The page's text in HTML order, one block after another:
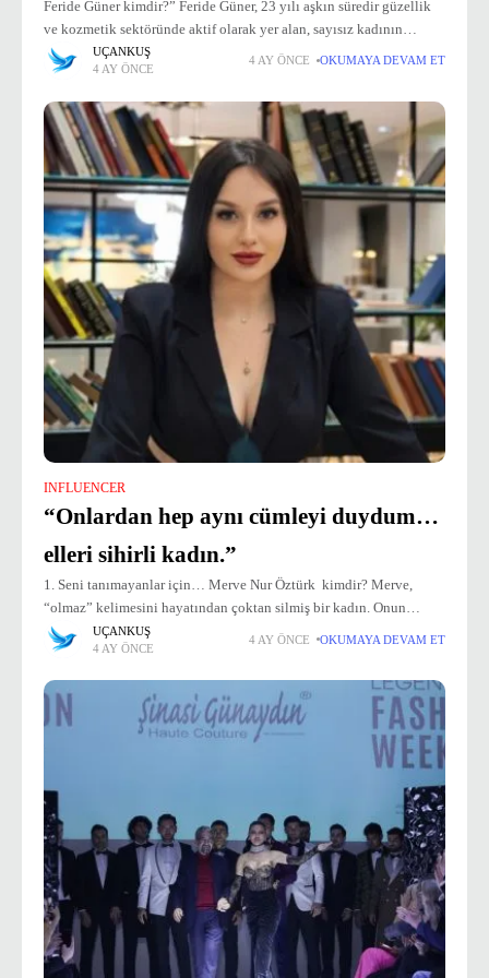
Feride Güner kimdir?” Feride Güner, 23 yılı aşkın süredir güzellik
ve kozmetik sektöründe aktif olarak yer alan, sayısız kadının
hayatına dokunmuş bir girişimci ve eğitmendir. Mesleki bilgi ve
tecrübesini paylaşmayı
UÇANKUŞ
4 AY ÖNCE
4 AY ÖNCE OKUMAYA DEVAM ET
INFLUENCER
“Onlardan hep aynı cümleyi duydum…
elleri sihirli kadın.”
1. Seni tanımayanlar için… Merve Nur Öztürk kimdir? Merve,
“olmaz” kelimesini hayatından çoktan silmiş bir kadın. Onun
dünyasında her şeyin bir yolu vardır — sadece o yolu bulacak kadar
vazgeçmemek
UÇANKUŞ
4 AY ÖNCE
4 AY ÖNCE OKUMAYA DEVAM ET